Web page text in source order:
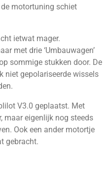
de motortuning schiet
ietwat mager.
met drie ‘Umbauwagen’
sommige stukken door. De
niet gepolariseerde wissels
V3.0 geplaatst. Met
maar eigenlijk nog steeds
Ook een ander motortje
gebracht.